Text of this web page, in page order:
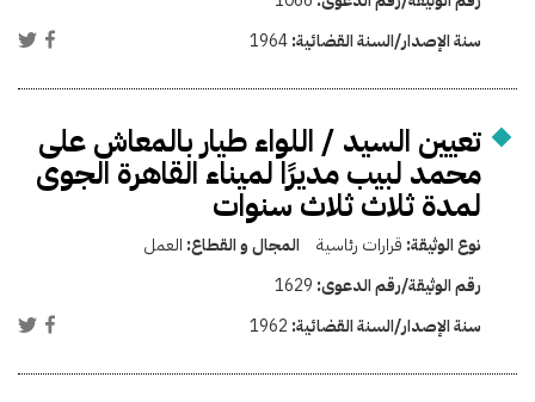
سنة الإصدار/السنة القضائية:1964
تعيين السيد / اللواء طيار بالمعاش على
محمد لبيب مديرًا لميناء القاهرة الجوى
لمدة ثلاث ثلاث سنوات
نوع الوثيقة: قرارات رئاسية المجال و القطاع: العمل
رقم الوثيقة/رقم الدعوى: 1629
سنة الإصدار/السنة القضائية: 1962